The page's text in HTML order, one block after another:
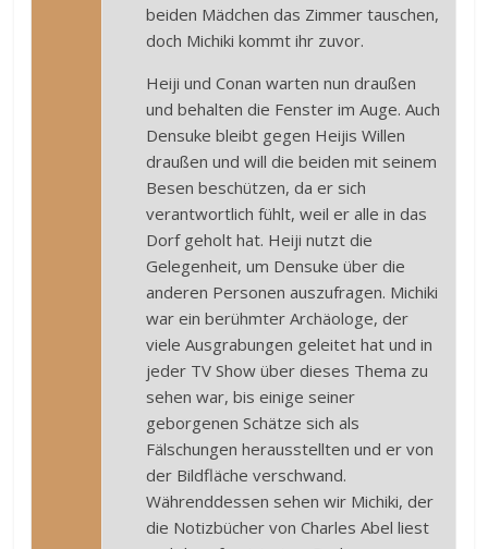
beiden Mädchen das Zimmer tauschen,
doch Michiki kommt ihr zuvor.
Heiji und Conan warten nun draußen
und behalten die Fenster im Auge. Auch
Densuke bleibt gegen Heijis Willen
draußen und will die beiden mit seinem
Besen beschützen, da er sich
verantwortlich fühlt, weil er alle in das
Dorf geholt hat. Heiji nutzt die
Gelegenheit, um Densuke über die
anderen Personen auszufragen. Michiki
war ein berühmter Archäologe, der
viele Ausgrabungen geleitet hat und in
jeder TV Show über dieses Thema zu
sehen war, bis einige seiner
geborgenen Schätze sich als
Fälschungen herausstellten und er von
der Bildfläche verschwand.
Währenddessen sehen wir Michiki, der
die Notizbücher von Charles Abel liest